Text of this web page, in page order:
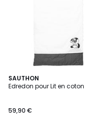
SAUTHON
Edredon pour Lit en coton
59,90 €